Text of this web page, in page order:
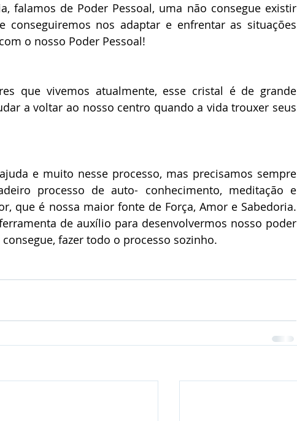
falamos de Poder Pessoal, uma não consegue existir
conseguiremos nos adaptar e enfrentar as situações
o nosso Poder Pessoal!
que vivemos atualmente, esse cristal é de grande
a voltar ao nosso centro quando a vida trouxer seus
e muito nesse processo, mas precisamos sempre
processo de auto- conhecimento, meditação e
que é nossa maior fonte de Força, Amor e Sabedoria.
de auxílio para desenvolvermos nosso poder
fazer todo o processo sozinho.